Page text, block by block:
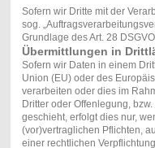
Sofern wir Dritte mit der
sog.
Grundlage des Art. 28 DSGVO.
Übermittlungen in
Sofern wir Daten in einem
Union (EU) oder des
verarbeiten oder dies im
Dritter oder Offenlegung,
geschieht, erfolgt dies nur,
(vor)vertraglichen Pflichten,
einer rechtlichen